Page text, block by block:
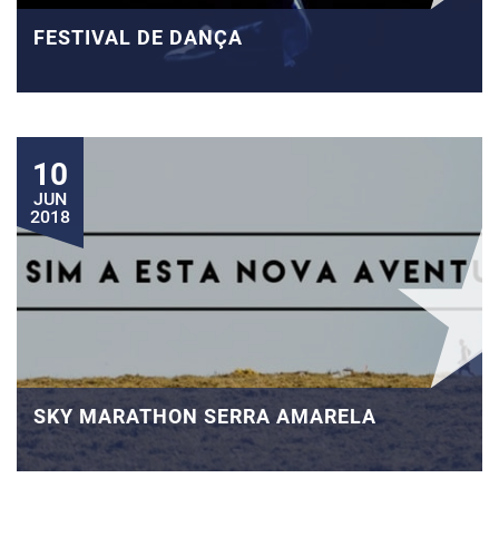
FESTIVAL DE DANÇA
10
JUN
2018
SKY MARATHON SERRA AMARELA